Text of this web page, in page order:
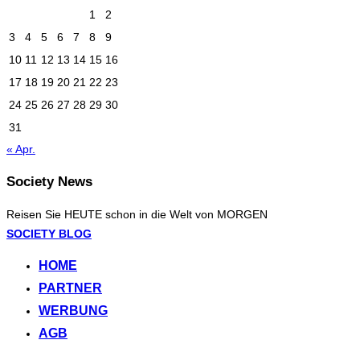
1
2
3
4 5 6 7 8
9
10 11 12 13 14 15 16
17 18 19 20 21 22 23
24 25 26 27 28 29 30
31
« Apr.
Society News
Reisen Sie HEUTE schon in die Welt von MORGEN
Zum
springen
SOCIETY BLOG
HOME
PARTNER
WERBUNG
AGB